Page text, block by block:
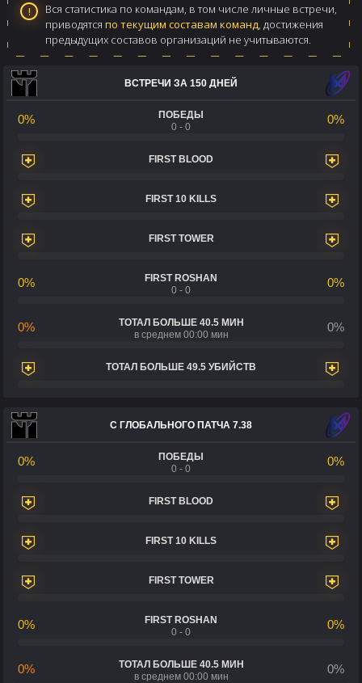
Вся статистика по командам, в том числе личные встречи,
приводятся по текущим составам команд, достижения
предыдущих составов организаций не учитываются.
ВСТРЕЧИ ЗА 150 ДНЕЙ
0%
ПОБЕДЫ
0 - 0
0%
FIRST BLOOD
FIRST 10 KILLS
FIRST TOWER
0%
FIRST ROSHAN
0 - 0
0%
0%
ТОТАЛ БОЛЬШЕ 40.5 МИН
в среднем 00:00 мин
0%
ТОТАЛ БОЛЬШЕ 49.5 УБИЙСТВ
С ГЛОБАЛЬНОГО ПАТЧА 7.38
0%
ПОБЕДЫ
0 - 0
0%
FIRST BLOOD
FIRST 10 KILLS
FIRST TOWER
0%
FIRST ROSHAN
0 - 0
0%
0%
ТОТАЛ БОЛЬШЕ 40.5 МИН
в среднем 00:00 мин
0%